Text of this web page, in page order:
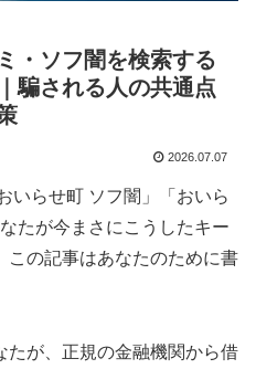
・ソフ闇を検索する
騙される人の共通点
2026.07.07
いらせ町 ソフ闇」「おいら
たが今まさにこうしたキー
この記事はあなたのために書
たが、正規の金融機関から借